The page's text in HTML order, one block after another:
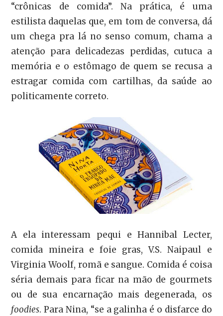
“crônicas de comida”. Na prática, é uma
estilista daquelas que, em tom de conversa, dá
um chega pra lá no senso comum, chama a
atenção para delicadezas perdidas, cutuca a
memória e o estômago de quem se recusa a
estragar comida com cartilhas, da saúde ao
politicamente correto.
A ela interessam pequi e Hannibal Lecter,
comida mineira e foie gras, V.S. Naipaul e
Virginia Woolf, romã e sangue. Comida é coisa
séria demais para ficar na mão de gourmets
ou de sua encarnação mais degenerada, os
foodies. Para Nina, “se a galinha é o disfarce do